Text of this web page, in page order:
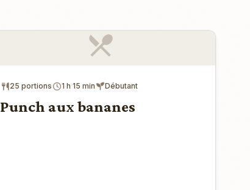
25 portions 1 h 15 min Débutant
Punch aux bananes